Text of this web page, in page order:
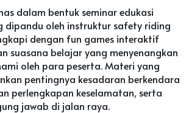
dalam bentuk seminar edukasi
dipandu oleh instruktur safety riding
dengan fun games interaktif
suasana belajar yang menyenangkan
oleh para peserta. Materi yang
pentingnya kesadaran berkendara
perlengkapan keselamatan, serta
jawab di jalan raya.